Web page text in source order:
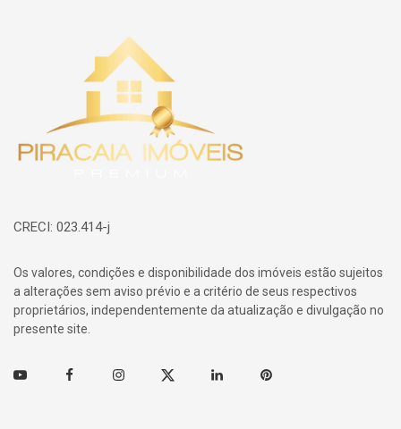
Página inicial
CRECI: 023.414-j
Os valores, condições e disponibilidade dos imóveis estão sujeitos
a alterações sem aviso prévio e a critério de seus respectivos
proprietários, independentemente da atualização e divulgação no
presente site.
Youtube FacebookInstagramTwitter Linkedin Pinterest